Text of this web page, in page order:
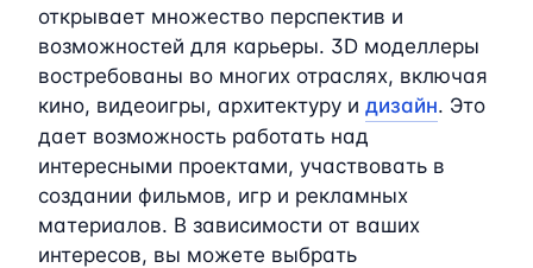
открывает множество перспектив и
возможностей для карьеры. 3D моделлеры
востребованы во многих отраслях, включая
кино, видеоигры, архитектуру и дизайн. Это
дает возможность работать над
интересными проектами, участвовать в
создании фильмов, игр и рекламных
материалов. В зависимости от ваших
интересов, вы можете выбрать